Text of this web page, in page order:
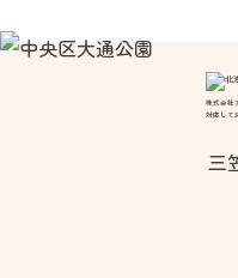
株式会社
対応して
三